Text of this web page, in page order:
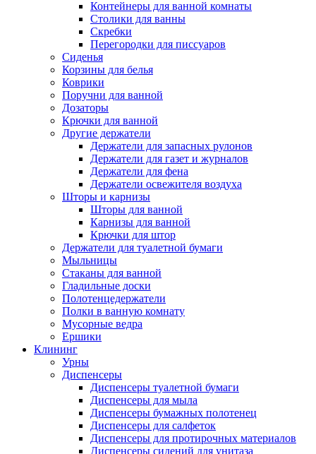
Контейнеры для ванной комнаты
Столики для ванны
Скребки
Перегородки для писсуаров
Сиденья
Корзины для белья
Коврики
Поручни для ванной
Дозаторы
Крючки для ванной
Другие держатели
Держатели для запасных рулонов
Держатели для газет и журналов
Держатели для фена
Держатели освежителя воздуха
Шторы и карнизы
Шторы для ванной
Карнизы для ванной
Крючки для штор
Держатели для туалетной бумаги
Мыльницы
Стаканы для ванной
Гладильные доски
Полотенцедержатели
Полки в ванную комнату
Мусорные ведра
Ершики
Клининг
Урны
Диспенсеры
Диспенсеры туалетной бумаги
Диспенсеры для мыла
Диспенсеры бумажных полотенец
Диспенсеры для салфеток
Диспенсеры для протирочных материалов
Диспенсеры сидений для унитаза